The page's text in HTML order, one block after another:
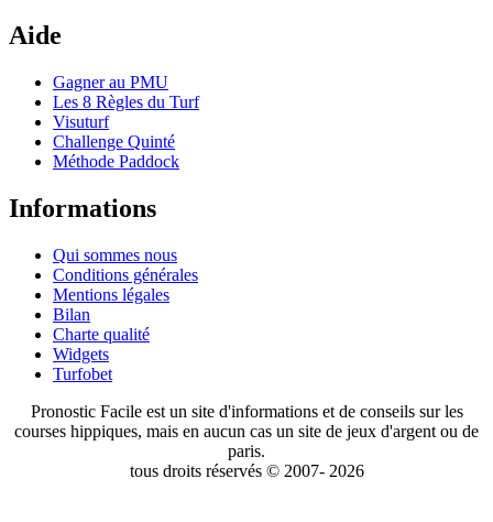
Aide
Gagner au PMU
Les 8 Règles du Turf
Visuturf
Challenge Quinté
Méthode Paddock
Informations
Qui sommes nous
Conditions générales
Mentions légales
Bilan
Charte qualité
Widgets
Turfobet
Pronostic Facile est un site d'informations et de conseils sur les
courses hippiques, mais en aucun cas un site de jeux d'argent ou de
paris.
tous droits réservés © 2007- 2026